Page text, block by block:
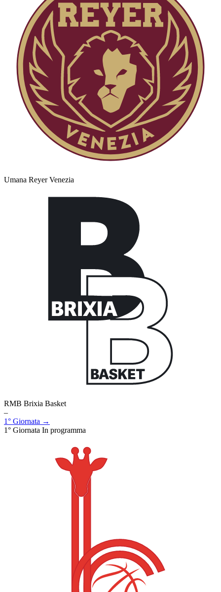
Umana Reyer Venezia
RMB Brixia Basket
–
1° Giornata →
1° Giornata In programma